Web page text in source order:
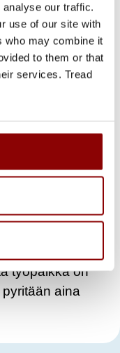
our traffic.
use of our site with
who may combine it
to them or that
services. Tread
haluaa
sekä
ja -
tarpeita syntyy
saadaan
kehitystä.
missä voi
ja
työpaikka on
aina